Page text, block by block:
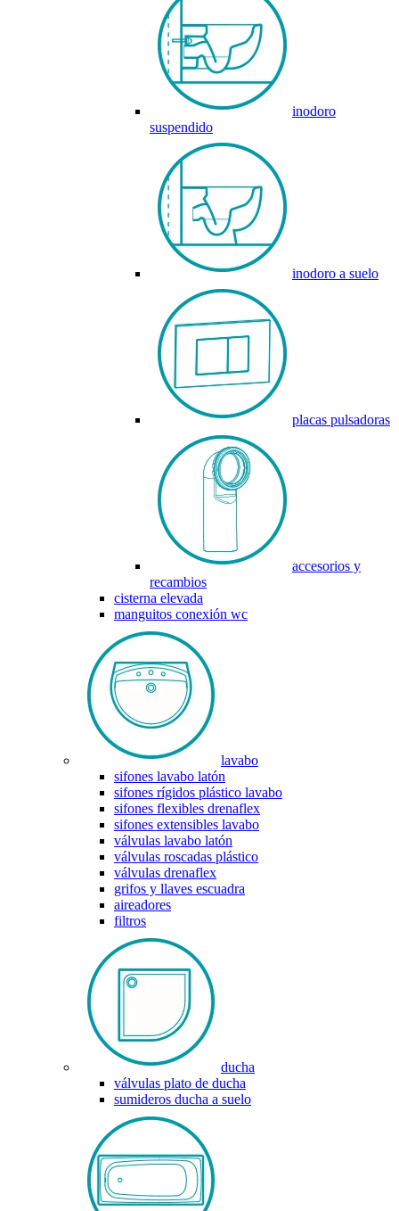
inodoro
suspendido
inodoro a suelo
placas pulsadoras
accesorios y
recambios
cisterna elevada
manguitos conexión wc
lavabo
sifones lavabo latón
sifones rígidos plástico lavabo
sifones flexibles drenaflex
sifones extensibles lavabo
válvulas lavabo latón
válvulas roscadas plástico
válvulas drenaflex
grifos y llaves escuadra
aireadores
filtros
ducha
válvulas plato de ducha
sumideros ducha a suelo